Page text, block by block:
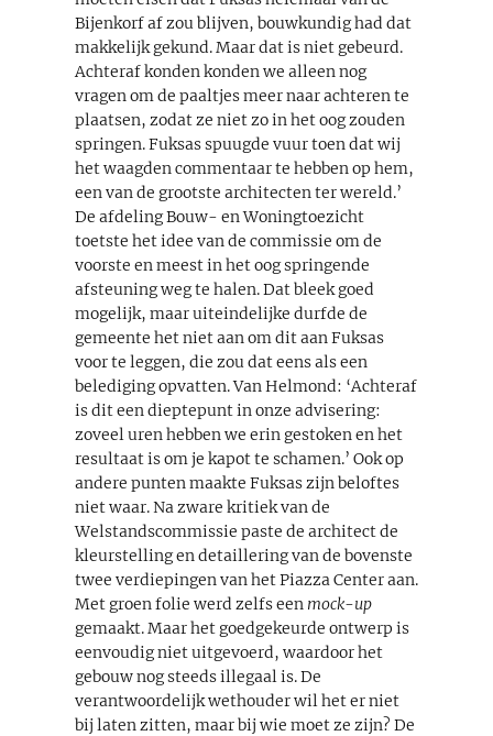
Bijenkorf af zou blijven, bouwkundig had dat
makkelijk gekund. Maar dat is niet gebeurd.
Achteraf konden konden we alleen nog
vragen om de paaltjes meer naar achteren te
plaatsen, zodat ze niet zo in het oog zouden
springen. Fuksas spuugde vuur toen dat wij
het waagden commentaar te hebben op hem,
een van de grootste architecten ter wereld.’
De afdeling Bouw- en Woningtoezicht
toetste het idee van de commissie om de
voorste en meest in het oog springende
afsteuning weg te halen. Dat bleek goed
mogelijk, maar uiteindelijke durfde de
gemeente het niet aan om dit aan Fuksas
voor te leggen, die zou dat eens als een
belediging opvatten. Van Helmond: ‘Achteraf
is dit een dieptepunt in onze advisering:
zoveel uren hebben we erin gestoken en het
resultaat is om je kapot te schamen.’ Ook op
andere punten maakte Fuksas zijn beloftes
niet waar. Na zware kritiek van de
Welstandscommissie paste de architect de
kleurstelling en detaillering van de bovenste
twee verdiepingen van het Piazza Center aan.
Met groen folie werd zelfs een mock-up
gemaakt. Maar het goedgekeurde ontwerp is
eenvoudig niet uitgevoerd, waardoor het
gebouw nog steeds illegaal is. De
verantwoordelijk wethouder wil het er niet
bij laten zitten, maar bij wie moet ze zijn? De